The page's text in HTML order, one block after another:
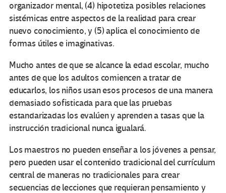
organizador mental, (4) hipotetiza posibles relaciones
sistémicas entre aspectos de la realidad para crear
nuevo conocimiento, y (5) aplica el conocimiento de
formas útiles e imaginativas.
Mucho antes de que se alcance la edad escolar, mucho
antes de que los adultos comiencen a tratar de
educarlos, los niños usan esos procesos de una manera
demasiado sofisticada para que las pruebas
estandarizadas los evalúen y aprenden a tasas que la
instrucción tradicional nunca igualará.
Los maestros no pueden enseñar a los jóvenes a pensar,
pero pueden usar el contenido tradicional del currículum
central de maneras no tradicionales para crear
secuencias de lecciones que requieran pensamiento y